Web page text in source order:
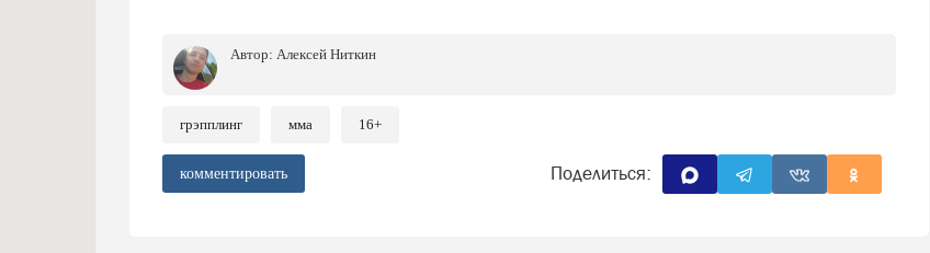
Автор: Алексей Ниткин
грэпплинг мма 16+
комментировать Поделиться: